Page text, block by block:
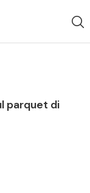
parquet di